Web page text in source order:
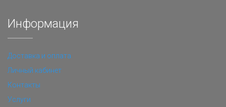
Информация
Доставка и оплата
Личный кабинет
Контакты
Услуги